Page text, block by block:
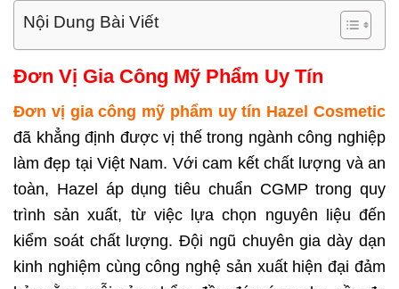
Nội Dung Bài Viết
Đơn Vị Gia Công Mỹ Phẩm Uy Tín
Đơn vị gia công mỹ phẩm uy tín Hazel Cosmetic
đã khẳng định được vị thế trong ngành công nghiệp
làm đẹp tại Việt Nam. Với cam kết chất lượng và an
toàn, Hazel áp dụng tiêu chuẩn CGMP trong quy
trình sản xuất, từ việc lựa chọn nguyên liệu đến
kiểm soát chất lượng. Đội ngũ chuyên gia dày dạn
kinh nghiệm cùng công nghệ sản xuất hiện đại đảm